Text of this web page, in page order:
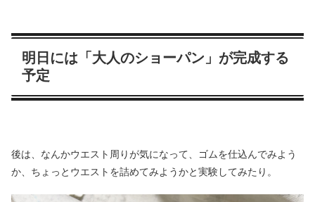
明日には「大人のショーパン」が完成する
予定
後は、なんかウエスト周りが気になって、ゴムを仕込んでみよう
か、ちょっとウエストを詰めてみようかと実験してみたり。